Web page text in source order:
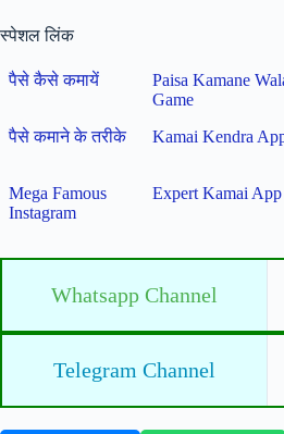
स्पेशल लिंक
पैसे कैसे कमायें
Paisa Kamane
Game
पैसे कमाने के तरीके
Kamai Kendra
Mega Famous
Instagram
Expert Kamai App
Whatsapp Channel
Telegram Channel